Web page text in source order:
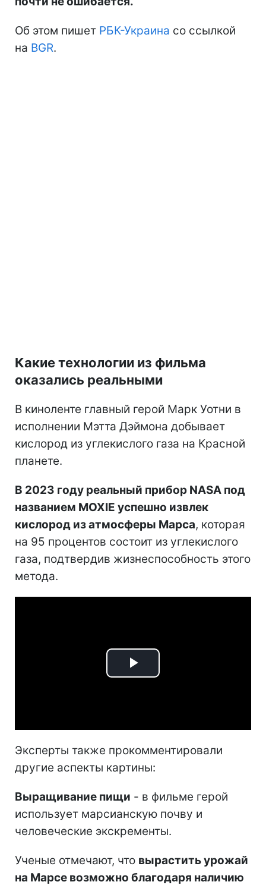
Об этом пишет РБК-Украина со ссылкой
на BGR.
Какие технологии из фильма
оказались реальными
В киноленте главный герой Марк Уотни в
исполнении Мэтта Дэймона добывает
кислород из углекислого газа на Красной
планете.
В 2023 году реальный прибор NASA под
названием MOXIE успешно извлек
кислород из атмосферы Марса, которая
на 95 процентов состоит из углекислого
газа, подтвердив жизнеспособность этого
метода.
Play
Эксперты также прокомментировали
другие аспекты картины:
Выращивание пищи - в фильме герой
использует марсианскую почву и
человеческие экскременты.
Ученые отмечают, что вырастить урожай
на Марсе возможно благодаря наличию